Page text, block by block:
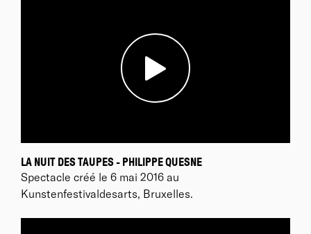
LA NUIT DES TAUPES - PHILIPPE QUESNE
Spectacle créé le 6 mai 2016 au
Kunstenfestivaldesarts, Bruxelles.